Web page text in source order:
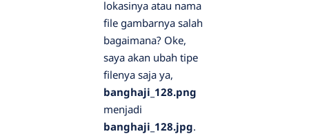
lokasinya atau nama
file gambarnya salah
bagaimana? Oke,
saya akan ubah tipe
filenya saja ya,
banghaji_128.png
menjadi
banghaji_128.jpg.